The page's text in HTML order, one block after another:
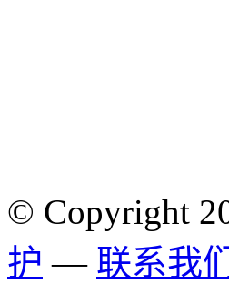
© Copyright
护 — 联系我们